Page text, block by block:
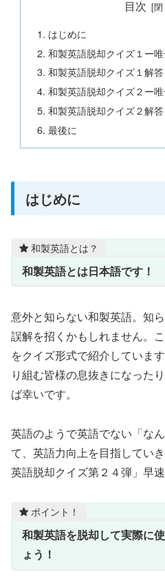
目次
はじめに
和製英語脱却クイズ１ー
和製英語脱却クイズ１解答
和製英語脱却クイズ２ー
和製英語脱却クイズ２解答
最後に
はじめに
和製英語とは？
和製英語とは日本語です！
意外と知らない和製英語。知
誤解を招くかもしれません。
をクイズ形式で紹介していま
り組む皆様の息抜きになった
ば幸いです。
英語のようで英語でない「な
て、英語力向上を目指してい
英語脱却クイズ第２４弾」早
ポイント！
和製英語を脱却して実際に
ょう！